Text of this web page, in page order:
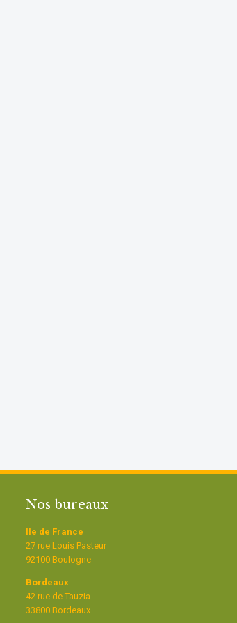
Nos bureaux
Ile de France
27 rue Louis Pasteur
92100 Boulogne
Bordeaux
42 rue de Tauzia
33800 Bordeaux